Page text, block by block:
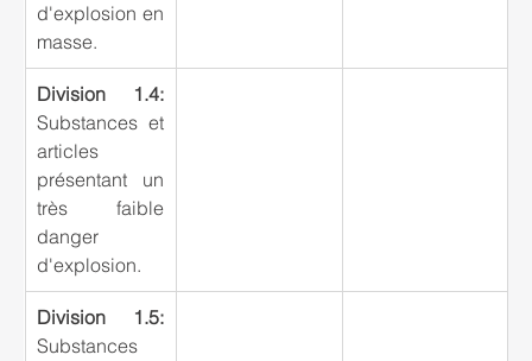
d'explosion en
masse.
Substances et
articles
présentant un
très faible
danger
d'explosion.
Division 1.5:
Substances